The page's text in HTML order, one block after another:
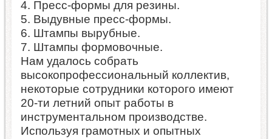
4. Пресс-формы для резины.
5. Выдувные пресс-формы.
6. Штампы вырубные.
7. Штампы формовочные.
Нам удалось собрать
высокопрофессиональный коллектив,
некоторые сотрудники которого имеют
20-ти летний опыт работы в
инструментальном производстве.
Используя грамотных и опытных